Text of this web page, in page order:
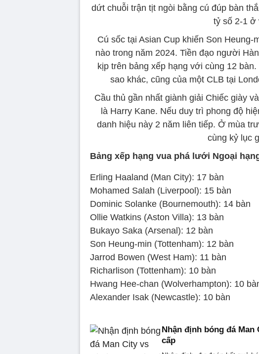
dứt chuỗi trận tịt ngòi bằng cú đúp bàn
tỷ số 2-1 ở
Cú sốc tại Asian Cup khiến Son
nào trong năm 2024. Tiền đạo người
kịp trên bảng xếp hạng với cùng 12
sao khác, cũng của một CLB tại
Cầu thủ gần nhất giành giải Chiếc giày
là Harry Kane. Nếu duy trì phong độ
danh hiệu này 2 năm liên tiếp. Ở mùa
cùng kỷ lục
Bảng xếp hạng vua phá lưới Ngoại
Erling Haaland (Man City): 17 bàn
Mohamed Salah (Liverpool): 15 bàn
Dominic Solanke (Bournemouth): 14 bàn
Ollie Watkins (Aston Villa): 13 bàn
Bukayo Saka (Arsenal): 12 bàn
Son Heung-min (Tottenham): 12 bàn
Jarrod Bowen (West Ham): 11 bàn
Richarlison (Tottenham): 10 bàn
Hwang Hee-chan (Wolverhampton): 10
Alexander Isak (Newcastle): 10 bàn
Nhận định bóng đá Man
cấp